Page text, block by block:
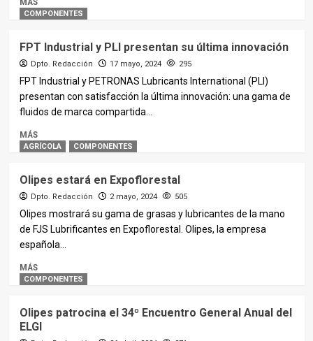
MÁS
COMPONENTES
FPT Industrial y PLI presentan su última innovación
Dpto. Redacción 17 mayo, 2024 295
FPT Industrial y PETRONAS Lubricants International (PLI)
presentan con satisfacción la última innovación: una gama de
fluidos de marca compartida...
MÁS
AGRÍCOLA COMPONENTES
Olipes estará en Expoflorestal
Dpto. Redacción 2 mayo, 2024 505
Olipes mostrará su gama de grasas y lubricantes de la mano
de FJS Lubrificantes en Expoflorestal. Olipes, la empresa
española...
MÁS
COMPONENTES
Olipes patrocina el 34º Encuentro General Anual del
ELGI